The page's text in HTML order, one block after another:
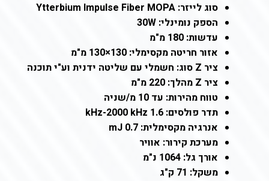
סוג לייזר: Ytterbium Impulse Fiber MOPA
הספק נומינלי: 30W
עדשות: 180 מ"מ
אזור חריטה מקסימלי: 130×130 מ"מ
ציר Z סוג: חשמלי עם שליטה ידנית וע"י תוכנה
ציר Z מהלך: 220 מ"מ
טווח מהירות: עד 10 מ/שניה
תדר פולסים: 1.6 kHz-2000 kHz
אנרגיה מקסימלית: 0.7 mJ
מערכת קירור: אוויר
אורך גל: 1064 נ"מ
משקל: 71 ק"ג